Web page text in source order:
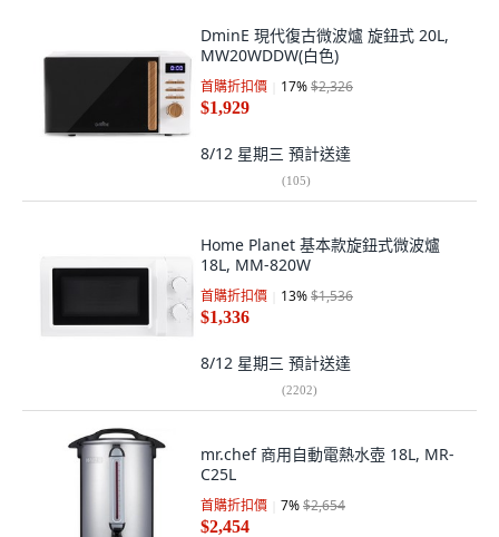
DminE 現代復古微波爐 旋鈕式 20L,
MW20WDDW(白色)
首購折扣價 17%$2,326
$1,929
8/12 星期三 預計送達
(105)
Home Planet 基本款旋鈕式微波爐
18L, MM-820W
首購折扣價 13%$1,536
$1,336
8/12 星期三 預計送達
(2202)
mr.chef 商用自動電熱水壺 18L, MR-
C25L
首購折扣價 7%$2,654
$2,454